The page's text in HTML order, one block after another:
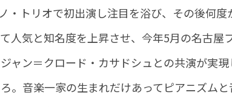
・トリオで初出演し注目を浴び、その後何度
人気と知名度を上昇させ、今年5月の名古屋
ャン＝クロード・カサドシュとの共演が実現
。音楽一家の生まれだけあってピアニズムと